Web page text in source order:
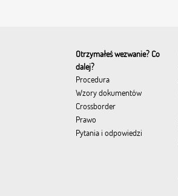
Otrzymałeś wezwanie? Co
dalej?
Procedura
Wzory dokumentów
Crossborder
Prawo
Pytania i odpowiedzi